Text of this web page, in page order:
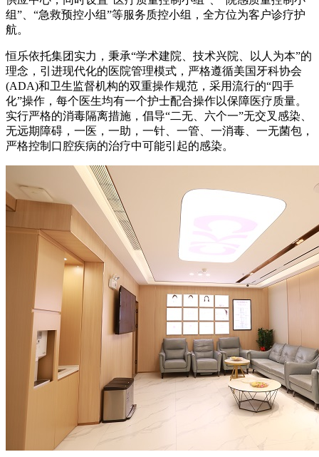
组”、“急救预控小组”等服务质控小组，全方位为客户诊疗护
航。
恒乐依托集团实力，秉承“学术建院、技术兴院、以人为本”的
理念，引进现代化的医院管理模式，严格遵循美国牙科协会
(ADA)和卫生监督机构的双重操作规范，采用流行的“四手
化”操作，每个医生均有一个护士配合操作以保障医疗质量。
实行严格的消毒隔离措施，倡导“二无、六个一”无交叉感染、
无远期障碍，一医，一助，一针、一管、一消毒、一无菌包，
严格控制口腔疾病的治疗中可能引起的感染。